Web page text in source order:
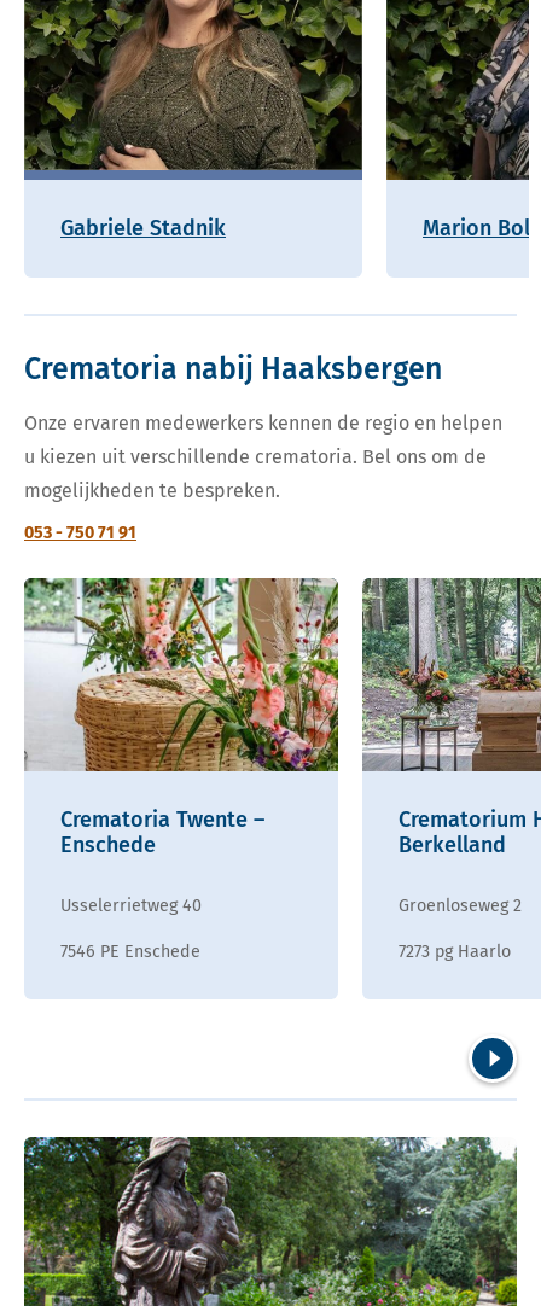
Gabriele Stadnik Marion
Crematoria nabij Haaksbergen
Onze ervaren medewerkers kennen de regio en helpen
u kiezen uit verschillende crematoria. Bel ons om de
mogelijkheden te bespreken.
053 - 750 71 91
Crematoria Twente –
Enschede
Usselerrietweg 40
7546 PE Enschede
Crematorium
Berkelland
Groenloseweg 2
7273 pg Haarlo